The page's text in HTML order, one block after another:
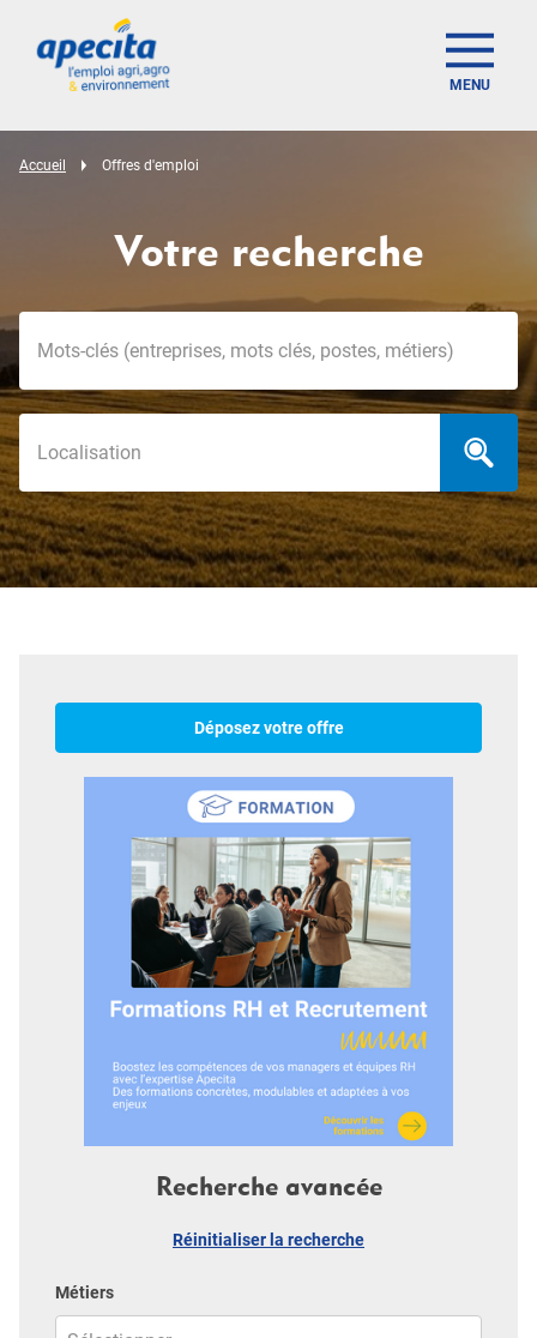
MENU
Accueil Offres d'emploi
Votre recherche
Déposez votre offre
Recherche avancée
Réinitialiser la recherche
Métiers